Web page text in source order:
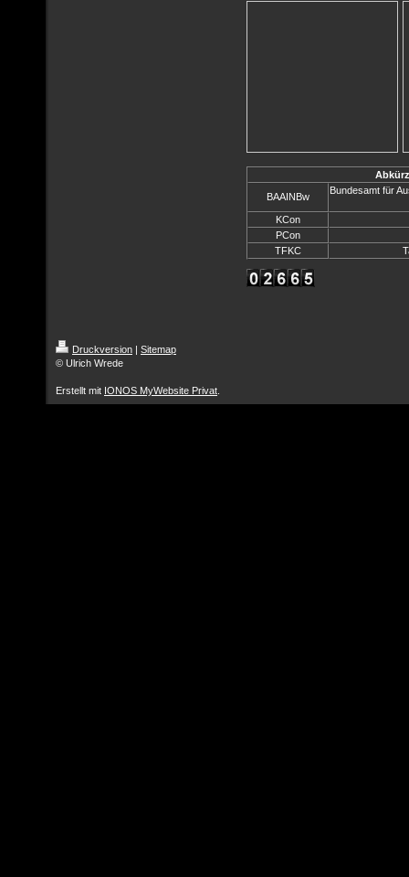
BAAINBw
Bundesamt für
KCon
PCon
TFKC
Druckversion | Sitemap
© Ulrich Wrede
Erstellt mit IONOS MyWebsite Privat